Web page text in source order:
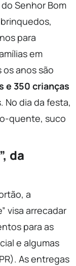
Senhor Bom
para
em
anos são
e 350 crianças
No dia da festa,
quente, suco
da
a
visa arrecadar
para as
e algumas
As entregas